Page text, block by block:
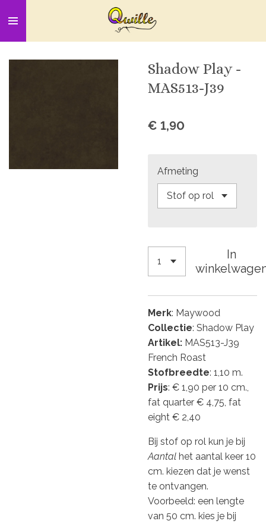
direct
naar
de
Shadow Play -
MAS513-J39
€ 1,90
Afmeting
In
Merk: Maywood
Collectie: Shadow Play
Artikel: MAS513-J39
French Roast
Stofbreedte: 1,10 m.
Prijs: € 1,90 per 10 cm.,
fat quarter € 4,75, fat
eight € 2,40
Bij stof op rol kun je bij
Aantal het aantal keer 10
cm. kiezen dat je wenst
te ontvangen.
Voorbeeld: een lengte
van 50 cm. kies je bij